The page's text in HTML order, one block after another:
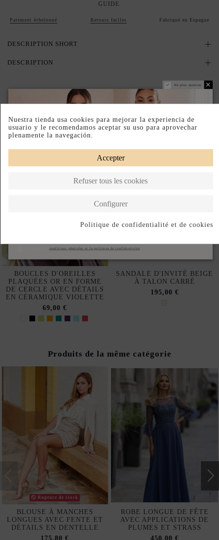
GUIDE.
Paiement échelonné Retours faciles Fabriqué en Espagne
DESCRIPTION SHORT
DESCRIPTION
BOUCLES D'OREILLES
PLAQUÉES OR EN FORME
DE CERCLE AVEC DÉTAILS
EN CÉRAMIQUE VIOLETTE
69,00 €
SANDALE D'INVITÉ BEIGE
À TALON CARRÉ
195,00 €
Produits de la même catégorie
Rupture de stock
BLOUSE À MANCHES
LONGUES AVEC FENTE ET
DÉTAILS EN DENTELLE
175,80 €
ROBE LONGUE DE FÊTE
AVEC APPLICATIONS DE
PLUMES ET STRASS
450,00 €
Ne plus montrer.
conditions générales et la politique de confidentialité
Nuestra tienda usa cookies para mejorar la experiencia de
usuario y le recomendamos aceptar su uso para aprovechar
plenamente la navegación.
Accepter
Refuser tous les cookies
Configurer
Politique de confidentialité et de cookies